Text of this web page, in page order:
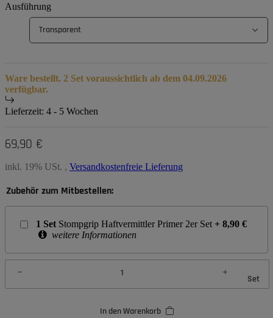
Ausführung
Transparent
Ware bestellt. 2 Set voraussichtlich ab dem 04.09.2026
verfügbar.
Lieferzeit: 4 - 5 Wochen
69,90 €
inkl. 19% USt. , Versandkostenfreie Lieferung
Zubehör zum Mitbestellen:
1 Set Stompgrip Haftvermittler Primer 2er Set + 8,90 €
weitere Informationen
Set
In den Warenkorb